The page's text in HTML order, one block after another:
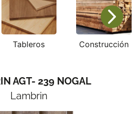
Tableros Construcción
AGT- 239 NOGAL
Lambrin